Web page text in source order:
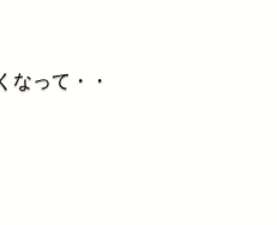
って・・